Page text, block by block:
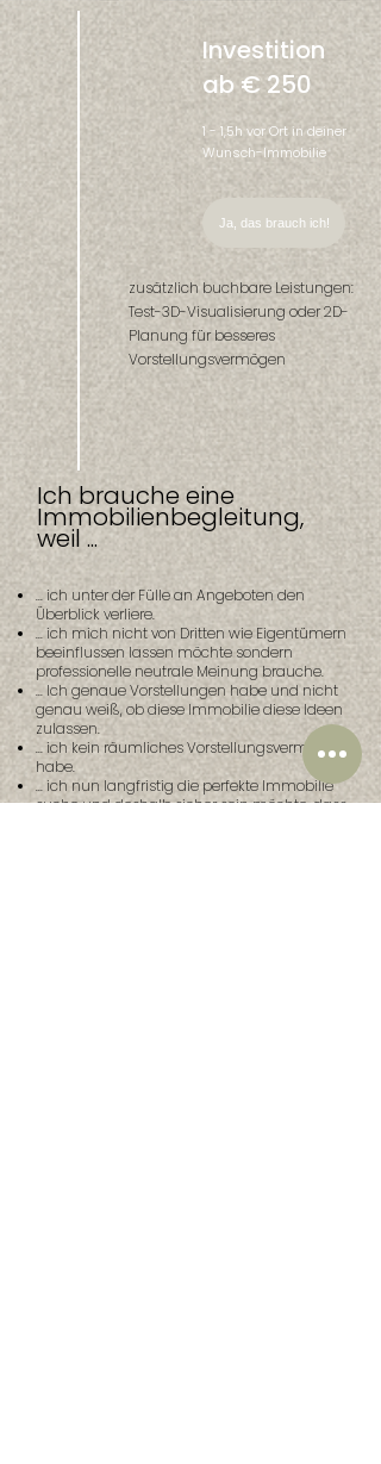
Investition
ab € 250
1 - 1,5h vor Ort in deiner
Wunsch-Immobilie
Ja, das brauch ich!
zusätzlich buchbare Leistungen:
Test-3D-Visualisierung oder 2D-
Planung für besseres
Vorstellungsvermögen
Ich brauche eine
Immobilienbegleitung,
weil ...
... ich unter der Fülle an Angeboten den
Überblick verliere.
... ich mich nicht von Dritten wie Eigentümern
beeinflussen lassen möchte sondern
professionelle neutrale Meinung brauche.
... Ich genaue Vorstellungen habe und nicht
genau weiß, ob diese Immobilie diese Ideen
zulassen.
... ich kein räumliches Vorstellungsvermögen
habe.
... ich nun langfristig die perfekte Immobilie
suche unddeshalbsicher sein möchte, dass